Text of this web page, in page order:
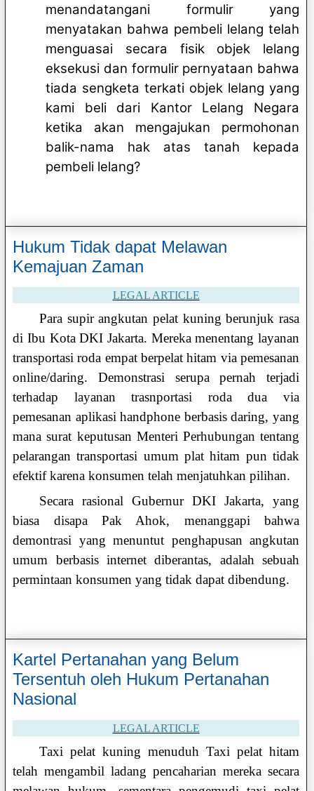
menandatangani formulir yang
menyatakan bahwa pembeli lelang telah
menguasai secara fisik objek lelang
eksekusi dan formulir pernyataan bahwa
tiada sengketa terkati objek lelang yang
kami beli dari Kantor Lelang Negara
ketika akan mengajukan permohonan
balik-nama hak atas tanah kepada
pembeli lelang?
Hukum Tidak dapat Melawan
Kemajuan Zaman
LEGAL ARTICLE
Para supir angkutan pelat kuning berunjuk rasa
di Ibu Kota DKI Jakarta. Mereka menentang layanan
transportasi roda empat berpelat hitam via pemesanan
online/daring. Demonstrasi serupa pernah terjadi
terhadap layanan trasnportasi roda dua via
pemesanan aplikasi handphone berbasis daring, yang
mana surat keputusan Menteri Perhubungan tentang
pelarangan transportasi umum plat hitam pun tidak
efektif karena konsumen telah menjatuhkan pilihan.
Secara rasional Gubernur DKI Jakarta, yang
biasa disapa Pak Ahok, menanggapi bahwa
demontrasi yang menuntut penghapusan angkutan
umum berbasis internet diberantas, adalah sebuah
permintaan konsumen yang tidak dapat dibendung.
Kartel Pertanahan yang Belum
Tersentuh oleh Hukum Pertanahan
Nasional
LEGAL ARTICLE
Taxi pelat kuning menuduh Taxi pelat hitam
telah mengambil ladang pencaharian mereka secara